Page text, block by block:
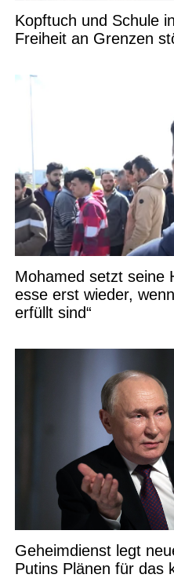
Kopftuch und Schule
Freiheit an Grenzen
Mohamed setzt seine
esse erst wieder,
erfüllt sind“
Geheimdienst legt
Putins Plänen für das